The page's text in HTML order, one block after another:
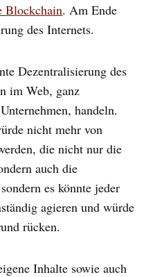
Blockchain. Am Ende
des Internets.
Dezentralisierung des
im Web, ganz
handeln.
nicht mehr von
die nicht nur die
auch die
es könnte jeder
agieren und würde
rücken.
Inhalte sowie auch